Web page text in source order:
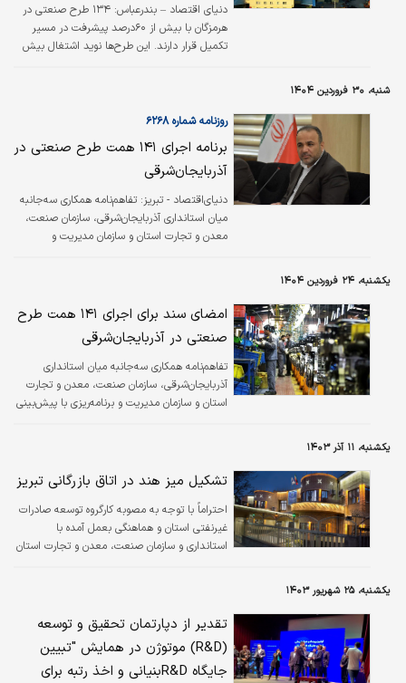
دنیای اقتصاد – بندرعباس: ۱۳۴ طرح صنعتی در
هرمزگان با بیش از ۶۰‌درصد پیشرفت در مسیر
تکمیل قرار دارند. این طرح‌‌‌ها نوید اشتغال بیش
شنبه، ۳۰ فروردین ۱۴۰۴
روزنامه شماره ۶۲۶۸
برنامه اجرای ۱۴۱ همت طرح صنعتی در
آذربایجان‌‌‌شرقی
دنیای‌اقتصاد - تبریز: تفاهم‌‌‌نامه همکاری سه‌‌‌جانبه
میان استانداری آذربایجان‌‌‌شرقی، سازمان صنعت،
معدن و تجارت استان و سازمان مدیریت و
یکشنبه، ۲۴ فروردین ۱۴۰۴
امضای سند برای اجرای ۱۴۱ همت طرح
صنعتی در آذربایجان‌شرقی
تفاهم‌نامه همکاری سه‌جانبه میان استانداری
آذربایجان‌شرقی، سازمان صنعت، معدن و تجارت
استان و سازمان مدیریت و برنامه‌ریزی با پیش‌بینی
یکشنبه، ۱۱ آذر ۱۴۰۳
تشکیل میز هند در اتاق بازرگانی تبریز
احتراماً با توجه به مصوبه کارگروه توسعه صادرات
غیرنفتی استان و هماهنگی بعمل آمده با
استانداری و سازمان صنعت، معدن و تجارت استان
یکشنبه، ۲۵ شهریور ۱۴۰۳
تقدیر از دپارتمان تحقیق و توسعه
(R&D) موتوژن در همایش "تبیین
جایگاه R&Dبنیانی و اخذ رتبه برای